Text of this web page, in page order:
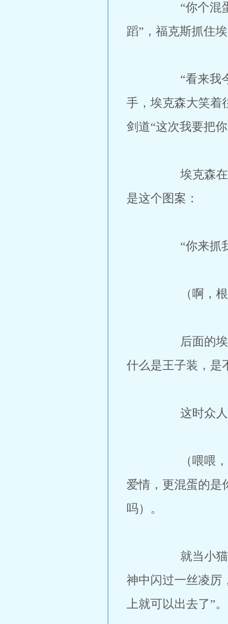
“你个混蛋卷毛
蹈”，福克斯抓住
“看来我今天非
手，埃克森大笑着
剑道“这次我要把你
埃克森在前面
是这个图案：
“你来抓我啊，
（啊，根本就
后面的埃克森
什么是王子装，是
这时众人顿时
（喂喂，就这
爱情，更混蛋的是
吗）。
就当小猫愤怒
神中闪过一丝凌厉
上就可以出去了”。